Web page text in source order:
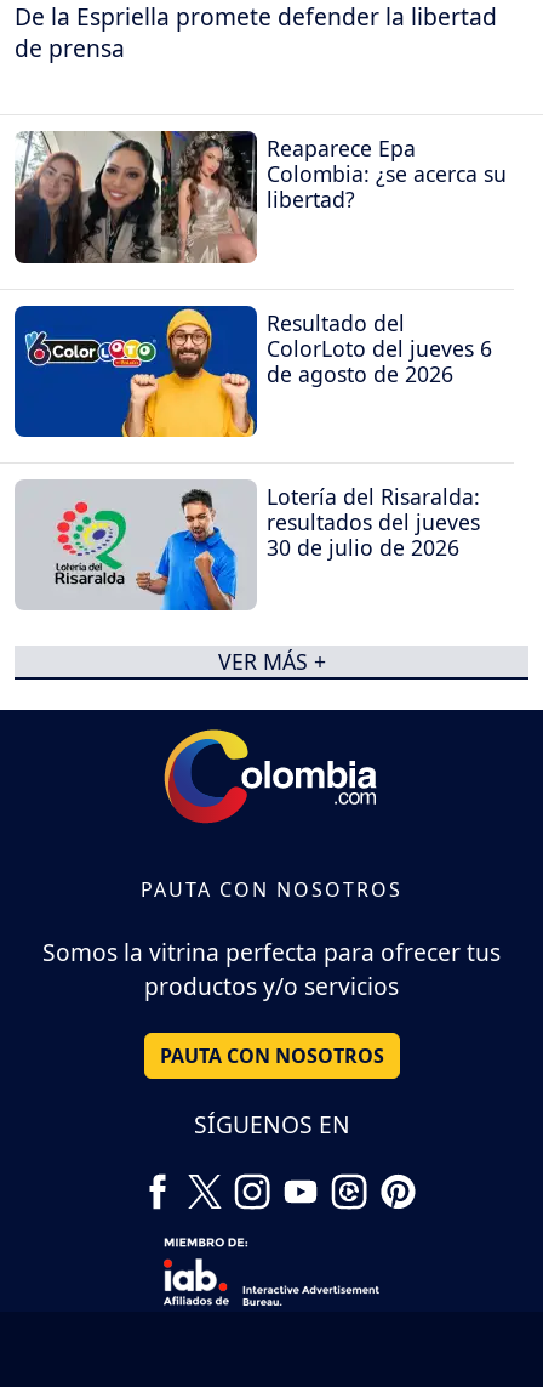
De la Espriella promete defender la libertad
de prensa
Reaparece Epa
Colombia: ¿se acerca su
libertad?
Resultado del
ColorLoto del jueves 6
de agosto de 2026
Lotería del Risaralda:
resultados del jueves
30 de julio de 2026
VER MÁS +
PAUTA CON NOSOTROS
Somos la vitrina perfecta para ofrecer tus
productos y/o servicios
PAUTA CON NOSOTROS
SÍGUENOS EN